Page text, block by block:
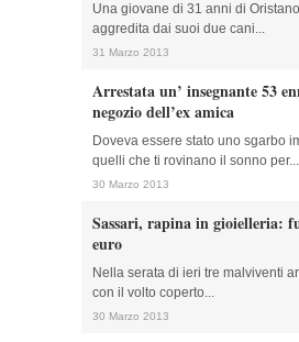
Una giovane di 31 anni di Oristano
aggredita dai suoi due cani...
31 Marzo 2013
Arrestata un’ insegnante 53
negozio dell’ex amica
Doveva essere stato uno sgarbo
quelli che ti rovinano il sonno per...
30 Marzo 2013
Sassari, rapina in gioielleria:
euro
Nella serata di ieri tre malviventi
con il volto coperto...
30 Marzo 2013